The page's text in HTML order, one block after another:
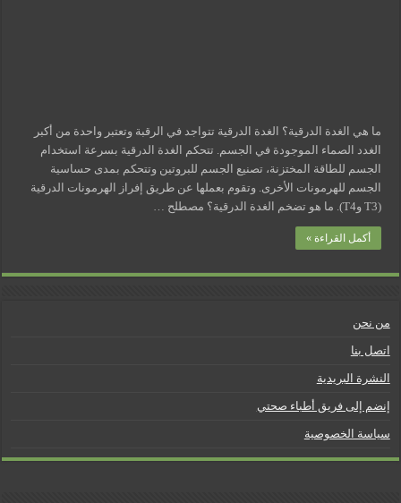
ما هي الغدة الدرقية؟ الغدة الدرقية تتواجد في الرقبة وتعتبر واحدة من أكبر
الغدد الصماء الموجودة في الجسم. تتحكم الغدة الدرقية بسرعة استخدام
الجسم للطاقة المختزنة، تصنيع الجسم للبروتين وتتحكم بمدى حساسية
الجسم للهرمونات الأخرى. وتقوم بعملها عن طريق إفراز الهرمونات الدرقية
(T3 وT4). ما هو تضخم الغدة الدرقية؟ مصطلح …
أكمل القراءة »
من نحن
اتصل بنا
النشرة البريدية
إنضم إلى فريق أطباء صحتي
سياسة الخصوصية